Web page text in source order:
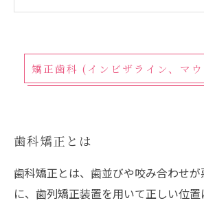
矯正歯科 (インビザライン、マ
歯科矯正とは
歯科矯正とは、歯並びや咬み合わせ
に、歯列矯正装置を用いて正しい位